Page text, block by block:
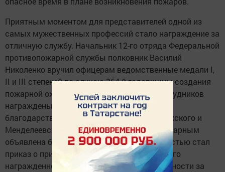
Приятным моментом для представителей одной из
самых мужественных профессий стало награждение за
отличную службу. Начальник 12-го отряда Федеральной
противопожарной службы полковник Василий
Николенко вручил офицерам ведомственные медали I,
II и III степеней по случаю 364-й годовщины создания
пожарной охраны России. Пятнадцать сотрудников
награждены почетными грамотами и
благодарственными письмами глав Елабужского и
Менделеевского района. Девятнадцати пожарным
объявлена благодарность. Радостной новостью стал
приказ о присвоении званий. В адрес каждого
награжденного прозвучали слова благодарности за